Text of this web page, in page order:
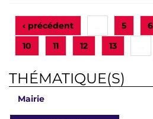
‹ précédent 5 6
10 11 12 13
THÉMATIQUE(S)
Mairie